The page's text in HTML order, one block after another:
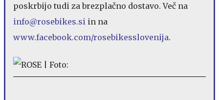
poskrbijo tudi za brezplačno dostavo. Več na
info@rosebikes.si in na
www.facebook.com/rosebikesslovenija.